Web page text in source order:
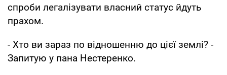
спроби легалізувати власний статус йдуть
прахом.
- Хто ви зараз по відношенню до цієї землі? -
Запитую у пана Нестеренко.